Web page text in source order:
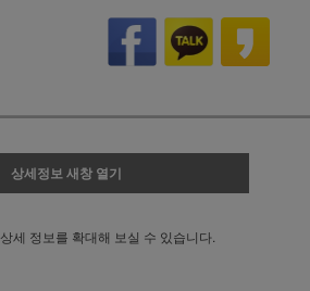
상세정보 새창 열기
상세 정보를 확대해 보실 수 있습니다.